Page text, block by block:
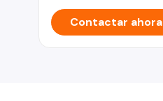
Contactar ahora